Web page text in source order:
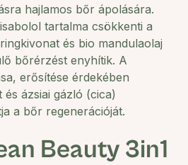
hajlamos bőr ápolására.
tartalma csökkenti a
és bio mandulaolaj
bőrérzést enyhítik. A
erősítése érdekében
ázsiai gázló (cica)
a bőr regenerációját.
Beauty 3in1